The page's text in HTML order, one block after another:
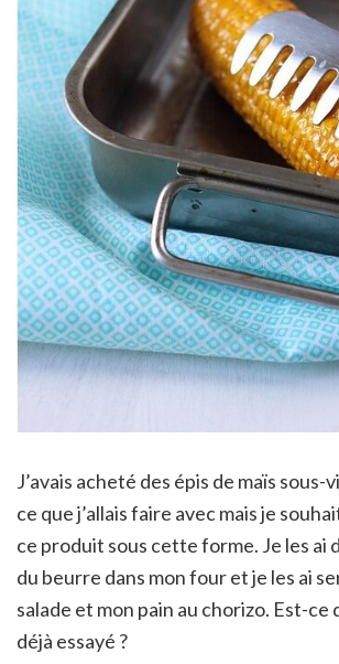
J’avais acheté des épis de maïs sous-
ce que j’allais faire avec mais je
ce produit sous cette forme. Je les ai
du beurre dans mon four et je les ai
salade et mon pain au chorizo. Est-ce
déjà essayé ?